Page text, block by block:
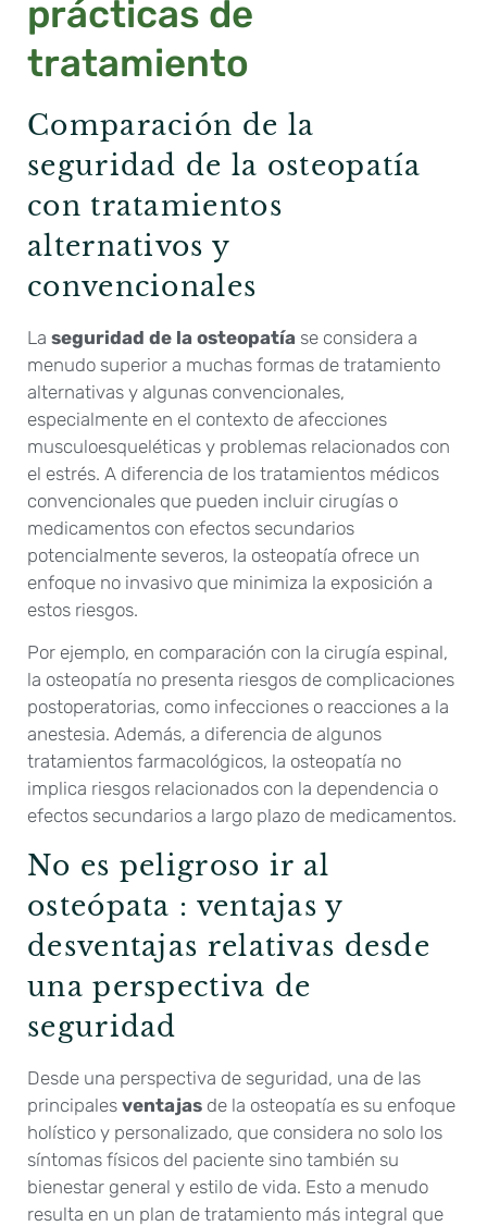
prácticas de
tratamiento
Comparación de la
seguridad de la osteopatía
con tratamientos
alternativos y
convencionales
La seguridad de la osteopatía se considera a
menudo superior a muchas formas de tratamiento
alternativas y algunas convencionales,
especialmente en el contexto de afecciones
musculoesqueléticas y problemas relacionados con
el estrés. A diferencia de los tratamientos médicos
convencionales que pueden incluir cirugías o
medicamentos con efectos secundarios
potencialmente severos, la osteopatía ofrece un
enfoque no invasivo que minimiza la exposición a
estos riesgos.
Por ejemplo, en comparación con la cirugía espinal,
la osteopatía no presenta riesgos de complicaciones
postoperatorias, como infecciones o reacciones a la
anestesia. Además, a diferencia de algunos
tratamientos farmacológicos, la osteopatía no
implica riesgos relacionados con la dependencia o
efectos secundarios a largo plazo de medicamentos.
No es peligroso ir al
osteópata : ventajas y
desventajas relativas desde
una perspectiva de
seguridad
Desde una perspectiva de seguridad, una de las
principales ventajas de la osteopatía es su enfoque
holístico y personalizado, que considera no solo los
síntomas físicos del paciente sino también su
bienestar general y estilo de vida. Esto a menudo
resulta en un plan de tratamiento más integral que